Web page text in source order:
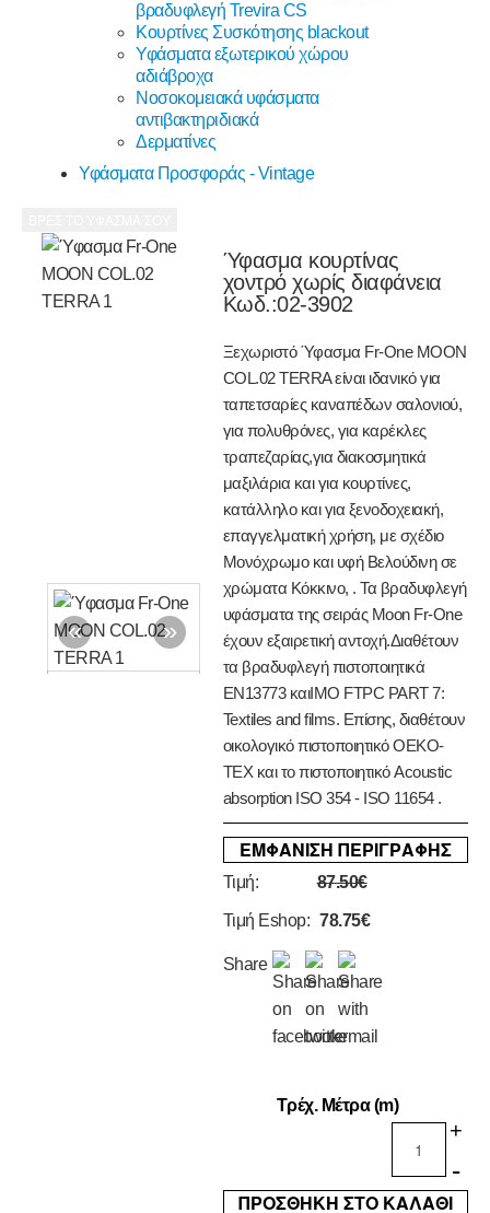
βραδυφλεγή Trevira CS
Κουρτίνες Συσκότησης blackout
Υφάσματα εξωτερικού χώρου
αδιάβροχα
Νοσοκομειακά υφάσματα
αντιβακτηριδιακά
Δερματίνες
Υφάσματα Προσφοράς - Vintage
Ύφασμα κουρτίνας
χοντρό χωρίς διαφάνεια
Κωδ.:02-3902
Ξεχωριστό Ύφασμα Fr-One MOON
COL.02 TERRA είναι ιδανικό για
ταπετσαρίες καναπέδων σαλονιού,
για πολυθρόνες, για καρέκλες
τραπεζαρίας,για διακοσμητικά
μαξιλάρια και για κουρτίνες,
κατάλληλο και για ξενοδοχειακή,
επαγγελματική χρήση, με σχέδιο
Μονόχρωμο και υφή Βελούδινη σε
χρώματα Κόκκινο, . Τα βραδυφλεγή
υφάσματα της σειράς Moon Fr-One
έχουν εξαιρετική αντοχή.Διαθέτουν
τα βραδυφλεγή πιστοποιητικά
EN13773 καιIMO FTPC PART 7:
Textiles and films. Επίσης, διαθέτουν
οικολογικό πιστοποιητικό OEKO-
TEX και το πιστοποιητικό Acoustic
absorption ISO 354 - ISO 11654 .
ΕΜΦΑΝΙΣΗ ΠΕΡΙΓΡΑΦΗΣ
Τιμή: 87.50€
Τιμή Eshop: 78.75€
Share
Τρέχ. Μέτρα (m)
+
-
ΠΡΟΣΘΗΚΗ ΣΤΟ ΚΑΛΑΘΙ